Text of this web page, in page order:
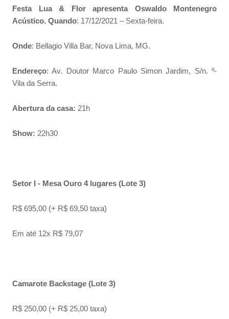
Festa Lua & Flor apresenta Oswaldo Montenegro
Acústico. Quando: 17/12/2021 – Sexta-feira.
Onde: Bellagio Villa Bar, Nova Lima, MG.
Endereço: Av. Doutor Marco Paulo Simon Jardim, S/n. º-
Vila da Serra.
Abertura da casa: 21h
Show: 22h30
Setor I - Mesa Ouro 4 lugares (Lote 3)
R$ 695,00 (+ R$ 69,50 taxa)
Em até 12x R$ 79,07
Camarote Backstage (Lote 3)
R$ 250,00 (+ R$ 25,00 taxa)